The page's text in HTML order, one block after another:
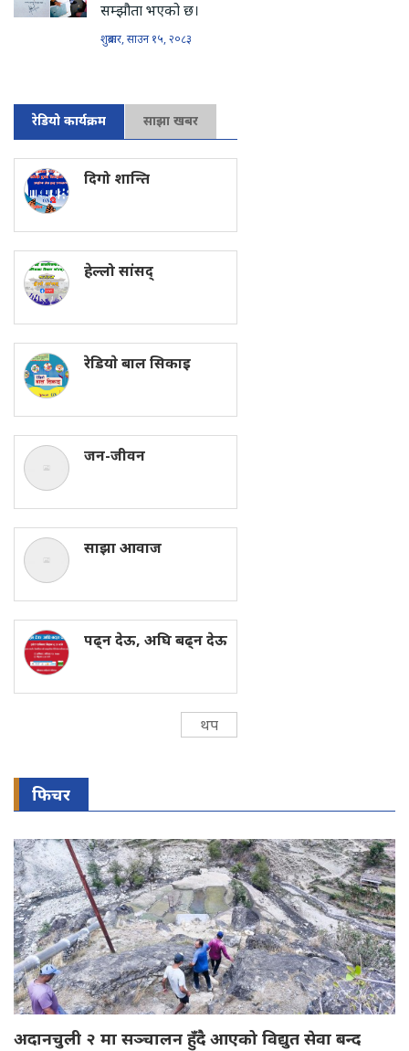
सम्झौता भएको छ।
शुक्रबार, साउन १५, २०८३
रेडियो कार्यक्रम साझा खबर
दिगो शान्ति
हेल्लो सांसद्
रेडियाे बाल सिकाइ
जन-जीवन
साझा आवाज
पढ्न देऊ, अघि बढ्न देऊ
थप
फिचर
अदानचुली २ मा सञ्चालन हुँदै आएको विद्युत सेवा बन्द